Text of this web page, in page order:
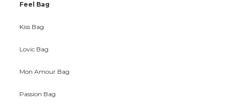
Feel Bag
Kiss Bag
Lovic Bag
Mon Amour Bag
Passion Bag